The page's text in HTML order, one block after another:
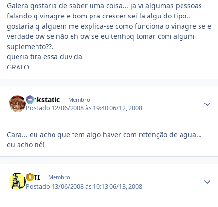
Galera gostaria de saber uma coisa... ja vi algumas pessoas
falando q vinagre e bom pra crescer sei la algu do tipo..
gostaria q alguem me explica-se como funciona o vinagre se e
verdade ow se não eh ow se eu tenhoq tomar com algum
suplemento??.
queria tira essa duvida
GRATO
funkstatic Membro
Postado 12/06/2008 às 19:4006/12, 2008
Cara... eu acho que tem algo haver com retenção de agua...
eu acho né!
TATI Membro
Postado 13/06/2008 às 10:1306/13, 2008